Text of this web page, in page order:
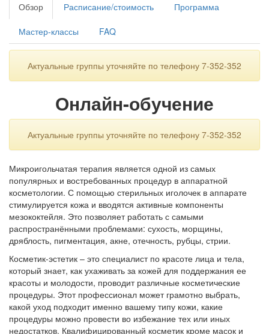
Обзор Расписание/стоимость Программа
Мастер-классы FAQ
Актуальные группы уточняйте по телефону 7-352-352
Онлайн-обучение
Актуальные группы уточняйте по телефону 7-352-352
Микроигольчатая терапия является одной из самых
популярных и востребованных процедур в аппаратной
косметологии. С помощью стерильных иголочек в аппарате
стимулируется кожа и вводятся активные компоненты
мезококтейля. Это позволяет работать с самыми
распространёнными проблемами: сухость, морщины,
дряблость, пигментация, акне, отечность, рубцы, стрии.
Косметик-эстетик – это специалист по красоте лица и тела,
который знает, как ухаживать за кожей для поддержания ее
красоты и молодости, проводит различные косметические
процедуры. Этот профессионал может грамотно выбрать,
какой уход подходит именно вашему типу кожи, какие
процедуры можно провести во избежание тех или иных
недостатков. Квалифицированный косметик кроме масок и